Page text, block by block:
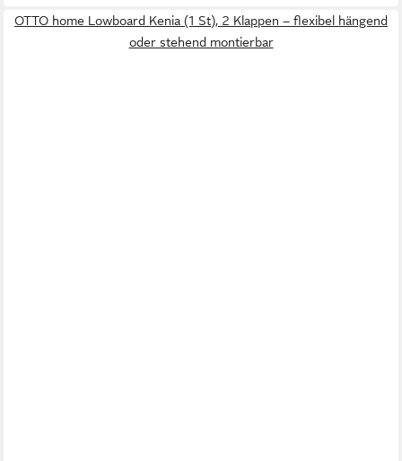
OTTO home Lowboard Kenia (1 St), 2 Klappen – flexibel hängend
oder stehend montierbar